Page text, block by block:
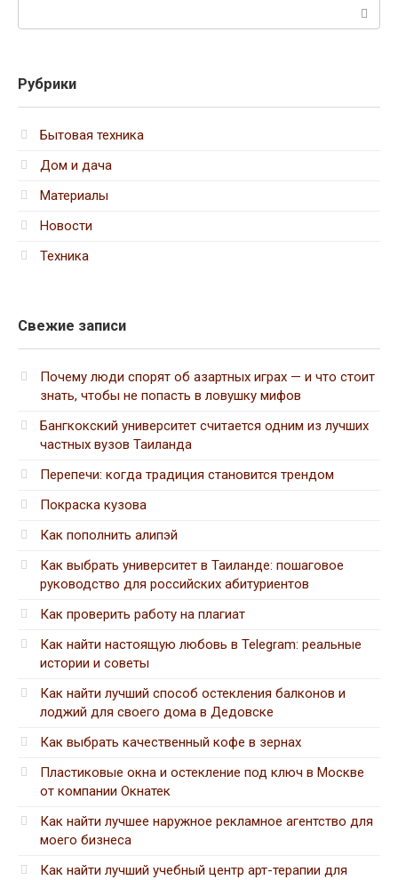
Рубрики
Бытовая техника
Дом и дача
Материалы
Новости
Техника
Свежие записи
Почему люди спорят об азартных играх — и что стоит
знать, чтобы не попасть в ловушку мифов
Бангкокский университет считается одним из лучших
частных вузов Таиланда
Перепечи: когда традиция становится трендом
Покраска кузова
Как пополнить алипэй
Как выбрать университет в Таиланде: пошаговое
руководство для российских абитуриентов
Как проверить работу на плагиат
Как найти настоящую любовь в Telegram: реальные
истории и советы
Как найти лучший способ остекления балконов и
лоджий для своего дома в Дедовске
Как выбрать качественный кофе в зернах
Пластиковые окна и остекление под ключ в Москве
от компании Окнатек
Как найти лучшее наружное рекламное агентство для
моего бизнеса
Как найти лучший учебный центр арт-терапии для